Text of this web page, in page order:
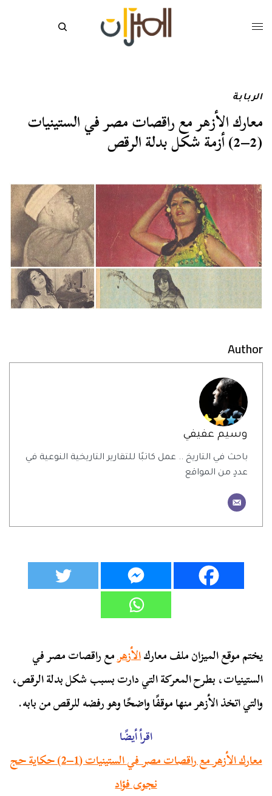
الربابة
معارك الأزهر مع راقصات مصر في الستينيات
(2–2) أزمة شكل بدلة الرقص
Author
وسيم عفيفي
باحث في التاريخ .. عمل كاتبًا للتقارير التاريخية النوعية في
عددٍ من المواقع
يختم موقع الميزان ملف معاركالأزهرمع راقصات مصر في
الستينيات، بطرح المعركة التي دارت بسبب شكل بدلة الرقص،
والتي اتخذ الأزهر منها موقفًا واضحًا وهو رفضه للرقص من بابه.
اقرأ أيضًا
معارك الأزهر مع راقصات مصر في الستينيات (1–2) حكاية حج
نجوى فؤاد